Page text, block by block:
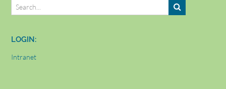
LOGIN:
Intranet